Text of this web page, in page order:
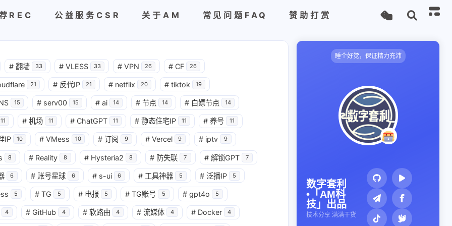
REC 公益服务CSR 关于AM 常见问题FAQ 赞助打赏
# 翻墙 33 # VLESS 33 # VPN 26 # CF 26
21 # 反代IP 21 # netflix 20 # tiktok 19
15 # serv00 15 # ai 14 # 节点 14 # 白嫖节点 14
11 # 机场 11 # ChatGPT 11 # 静态住宅IP 11 # 养号 11
IP 10 # VMess 10 # 订阅 9 # Vercel 9 # iptv 9
8 # Reality 8 # Hysteria2 8 # 防失联 7 # 解锁GPT 7
6 # 账号星球 6 # s-ui 6 # 工具神器 5 # 泛播IP 5
5 # TG 5 # 电报 5 # TG账号 5 # gpt4o 5
4 # GitHub 4 # 软路由 4 # 流媒体 4 # Docker 4
睡个好觉，保证精力充沛
数字套利
•「AM科
技」出品
技术分享 满满干货